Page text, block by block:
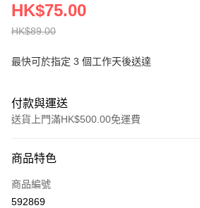
HK$89.00
HK$75.00
最快可於指定 3 個工作天後送達
付款與運送
送貨上門滿HK$500.00免運費
信用卡
AlipayHK
商品特色
商品編號
592869